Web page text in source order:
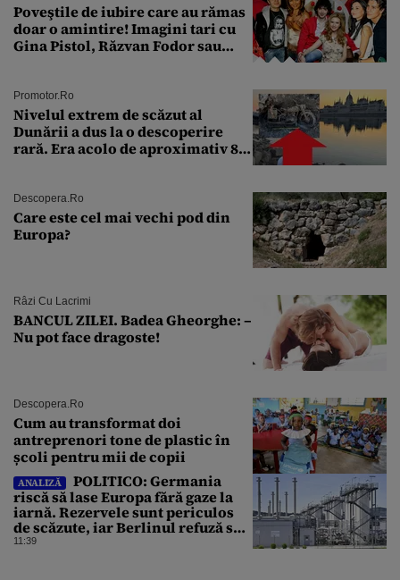
Poveştile de iubire care au rămas
doar o amintire! Imagini tari cu
Gina Pistol, Răzvan Fodor sau
Promotor.ro
Nivelul extrem de scăzut al
Dunării a dus la o descoperire
rară. Era acolo de aproximativ 80
Descopera.ro
Care este cel mai vechi pod din
Europa?
Râzi Cu Lacrimi
BANCUL ZILEI. Badea Gheorghe: –
Nu pot face dragoste!
Descopera.ro
Cum au transformat doi
antreprenori tone de plastic în
școli pentru mii de copii
ANALIZĂ
POLITICO: Germania
riscă să lase Europa fără gaze la
iarnă. Rezervele sunt periculos
de scăzute, iar Berlinul refuză să
intervină
11:39